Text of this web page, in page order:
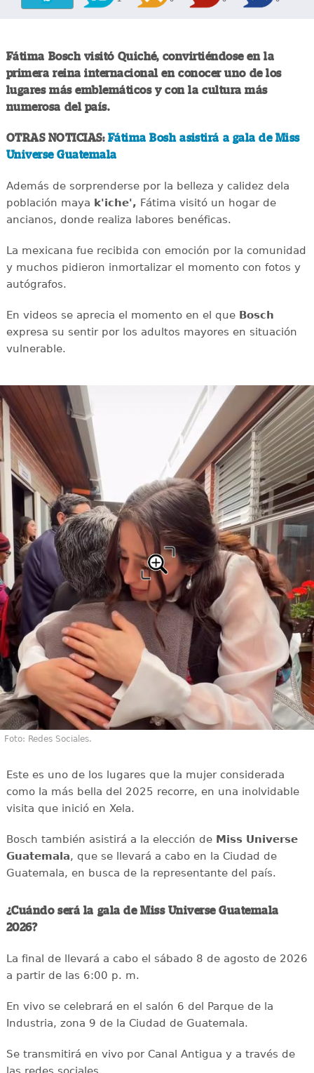
Fátima Bosch visitó Quiché, convirtiéndose en la
primera reina internacional en conocer uno de los
lugares más emblemáticos y con la cultura más
numerosa del país.
OTRAS NOTICIAS: Fátima Bosh asistirá a gala de Miss
Universe Guatemala
Además de sorprenderse por la belleza y calidez dela
población maya k'iche', Fátima visitó un hogar de
ancianos, donde realiza labores benéficas.
La mexicana fue recibida con emoción por la comunidad
y muchos pidieron inmortalizar el momento con fotos y
autógrafos.
En videos se aprecia el momento en el queBosch
expresa su sentir por los adultos mayores en situación
vulnerable.
Foto: Redes Sociales.
Este es uno de los lugares que la mujer considerada
como la más bella del 2025 recorre, en una inolvidable
visita que inició en Xela.
Bosch también asistirá a la elección deMiss Universe
Guatemala, que se llevará a cabo en la Ciudad de
Guatemala, en busca de la representante del país.
¿Cuándo será la gala de Miss Universe Guatemala
2026?
La final de llevará a cabo el sábado 8 de agosto de 2026
a partir de las 6:00 p. m.
En vivo se celebrará en el salón 6 del Parque de la
Industria, zona 9 de la Ciudad de Guatemala.
Se transmitirá en vivo por Canal Antigua y a través de